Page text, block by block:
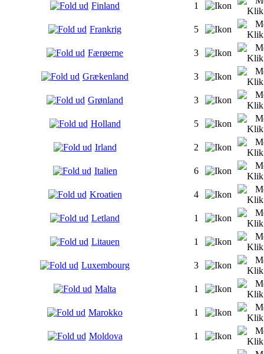
Finland 1
Frankrig 5
Færøerne 3
Grækenland 3
Grønland 3
Holland 5
Irland 2
Italien 6
Kroatien 4
Letland 1
Litauen 1
Luxembourg 3
Malta 1
Marokko 1
Moldova 1